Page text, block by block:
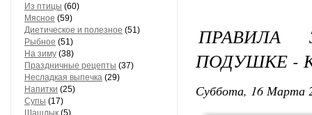
Из птицы (60)
Мясное (59)
Диетическое и полезное (51)
Рыбное (51)
На зиму (38)
Праздничные рецепты (37)
Несладкая выпечка (29)
Напитки (25)
Супы (17)
Шашлык (5)
ПРАВИЛА
ПОДУШКЕ -
Суббота, 16 Марта